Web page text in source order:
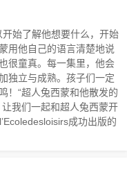
始了解他想要什么，开始
用他自己的语言清楚地说
很童真。每一集里，他会
独立与成熟。孩子们一定
！“超人兔西蒙和他散发的
我们一起和超人兔西蒙开
成功出版的